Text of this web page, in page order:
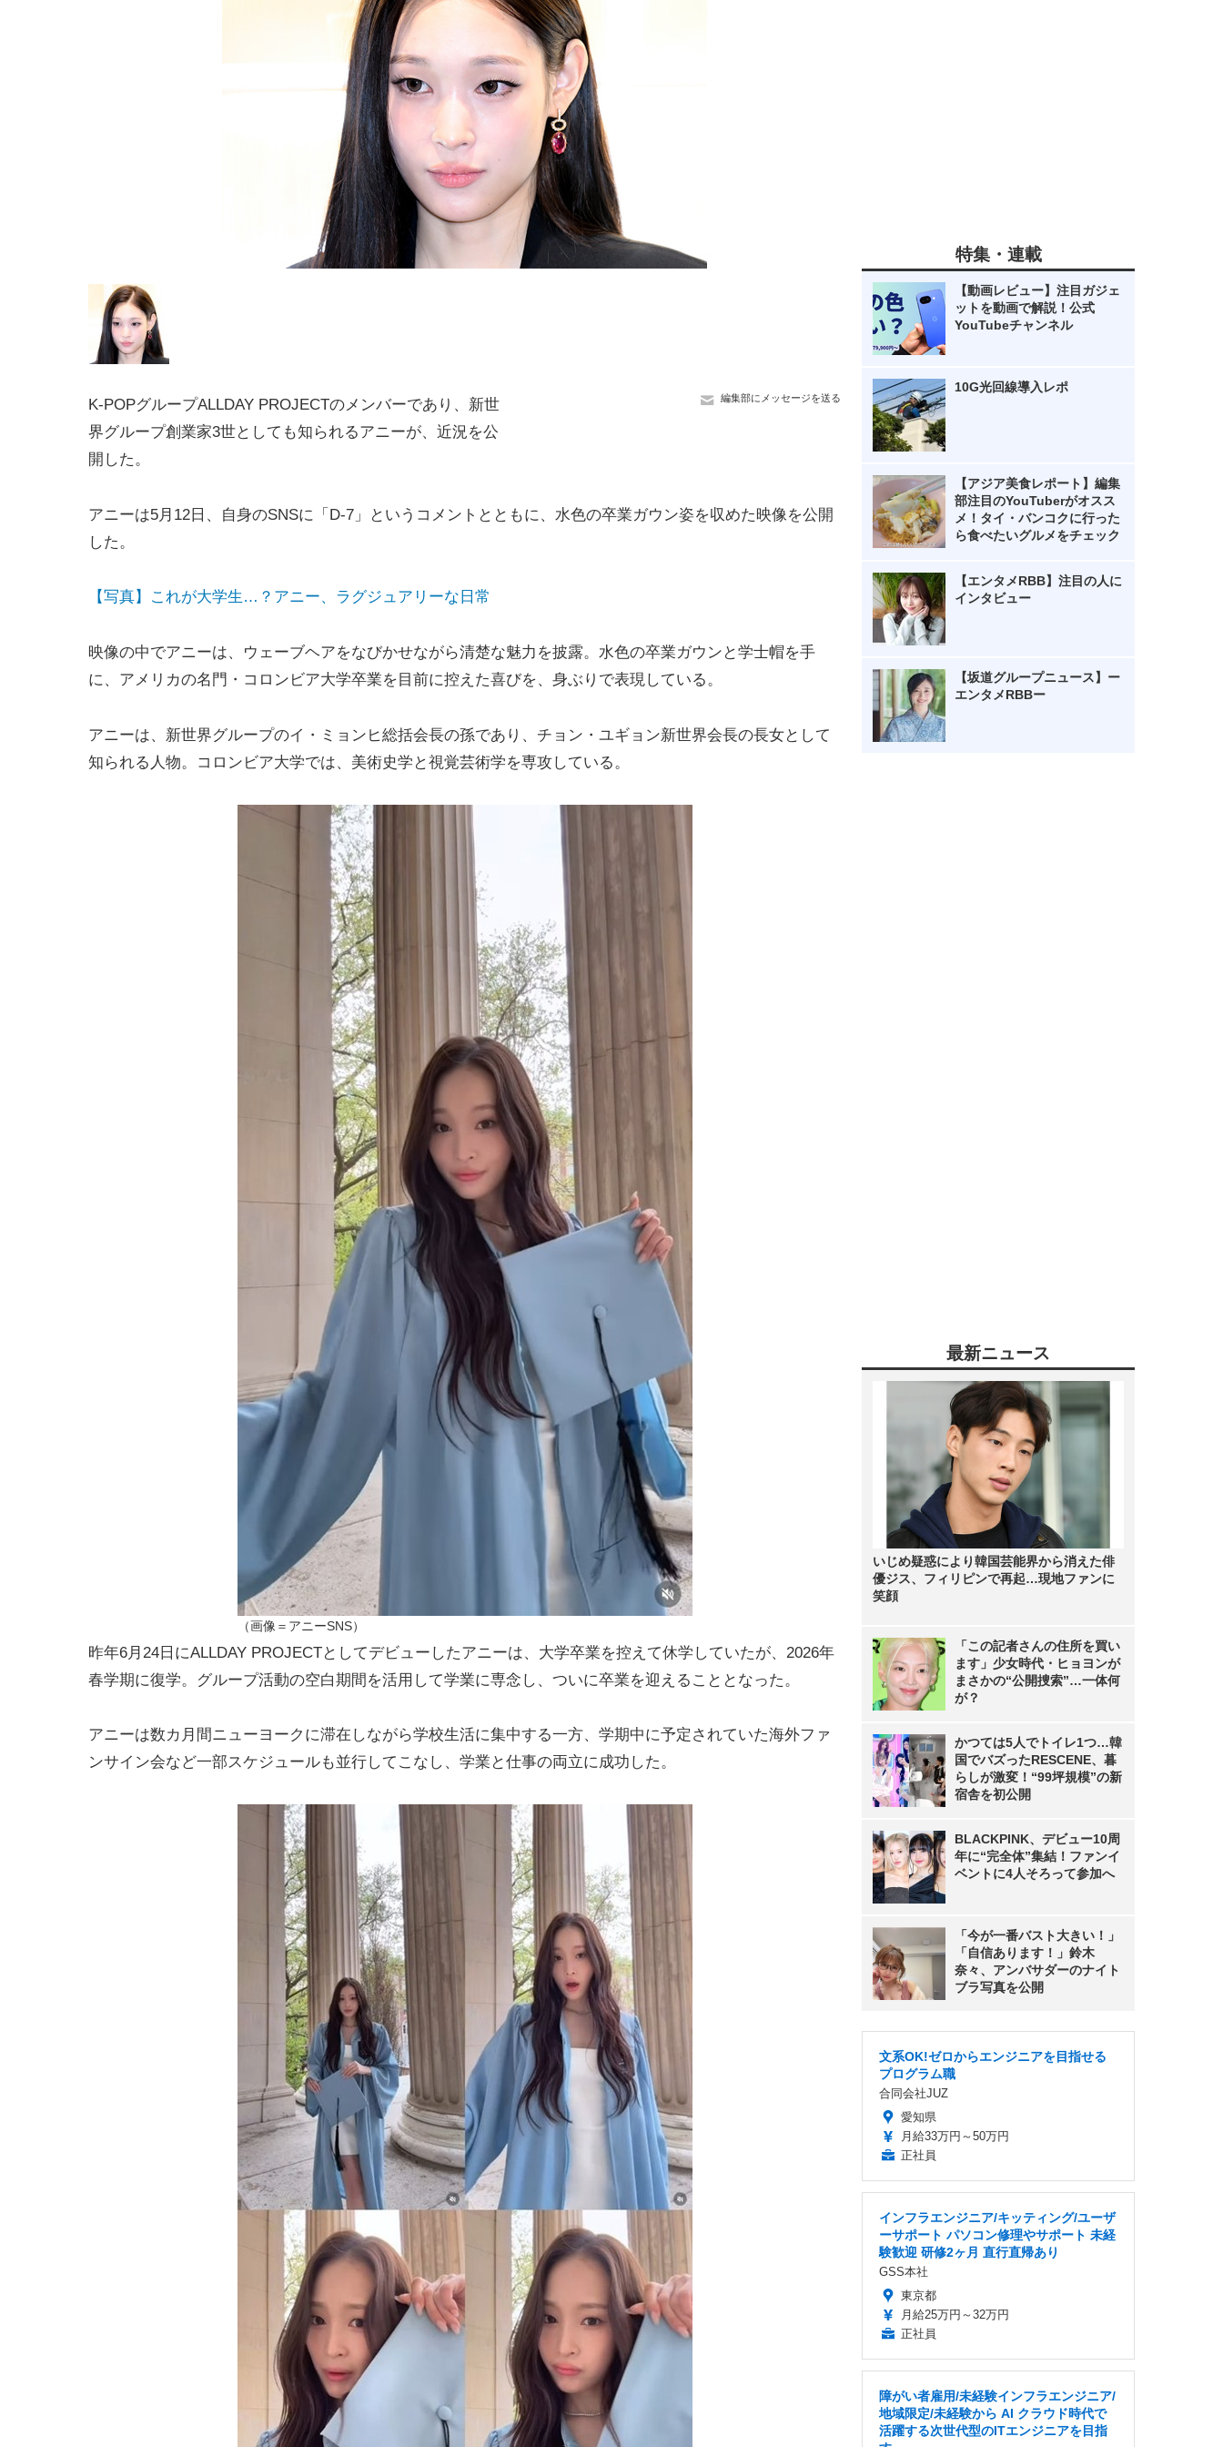
編集部にメッセージを送る
K-POPグループALLDAY PROJECTのメンバーであり、新世
界グループ創業家3世としても知られるアニーが、近況を公
開した。
アニーは5月12日、自身のSNSに「D-7」というコメントとともに、水色の卒業ガウン姿を収めた映像を公開
した。
【写真】これが大学生…？アニー、ラグジュアリーな日常
映像の中でアニーは、ウェーブヘアをなびかせながら清楚な魅力を披露。水色の卒業ガウンと学士帽を手
に、アメリカの名門・コロンビア大学卒業を目前に控えた喜びを、身ぶりで表現している。
アニーは、新世界グループのイ・ミョンヒ総括会長の孫であり、チョン・ユギョン新世界会長の長女として
知られる人物。コロンビア大学では、美術史学と視覚芸術学を専攻している。
（画像＝アニーSNS）
昨年6月24日にALLDAY PROJECTとしてデビューしたアニーは、大学卒業を控えて休学していたが、2026年
春学期に復学。グループ活動の空白期間を活用して学業に専念し、ついに卒業を迎えることとなった。
アニーは数カ月間ニューヨークに滞在しながら学校生活に集中する一方、学期中に予定されていた海外ファ
ンサイン会など一部スケジュールも並行してこなし、学業と仕事の両立に成功した。
特集・連載
【動画レビュー】注目ガジェ
ットを動画で解説！公式
YouTubeチャンネル
10G光回線導入レポ
【アジア美食レポート】編集
部注目のYouTuberがオスス
メ！タイ・バンコクに行った
ら食べたいグルメをチェック
【エンタメRBB】注目の人に
インタビュー
【坂道グループニュース】ー
エンタメRBBー
最新ニュース
いじめ疑惑により韓国芸能界から消えた俳
優ジス、フィリピンで再起…現地ファンに
笑顔
「この記者さんの住所を買い
ます」少女時代・ヒョヨンが
まさかの“公開捜索”…一体何
が？
かつては5人でトイレ1つ…韓
国でバズったRESCENE、暮
らしが激変！“99坪規模”の新
宿舎を初公開
BLACKPINK、デビュー10周
年に“完全体”集結！ファンイ
ベントに4人そろって参加へ
「今が一番バスト大きい！」
「自信あります！」鈴木
奈々、アンバサダーのナイト
ブラ写真を公開
文系OK!ゼロからエンジニアを目指せる
プログラム職
合同会社JUZ
愛知県
月給33万円～50万円
正社員
インフラエンジニア/キッティング/ユーザ
ーサポート パソコン修理やサポート 未経
験歓迎 研修2ヶ月 直行直帰あり
GSS本社
東京都
月給25万円～32万円
正社員
障がい者雇用/未経験インフラエンジニア/
地域限定/未経験から AI クラウド時代で
活躍する次世代型のITエンジニアを目指